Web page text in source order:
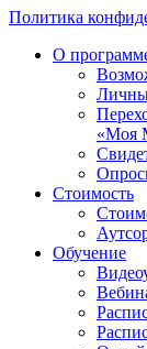
Политика
О
«Моя
Стоимость
Обучение